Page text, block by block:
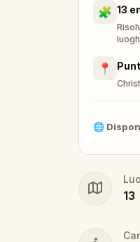
🧩 13
📍
🌐
13